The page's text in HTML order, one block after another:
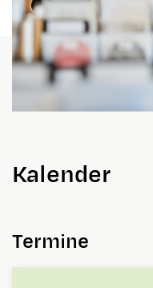
Kalender
Termine